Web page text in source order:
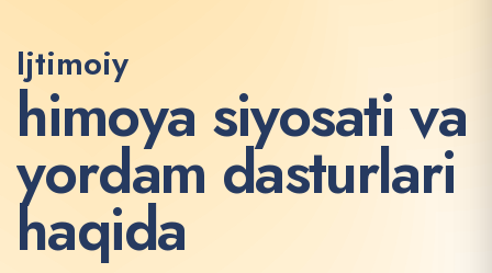
Ijtimoiy
himoya siyosati va
yordam dasturlari
haqida